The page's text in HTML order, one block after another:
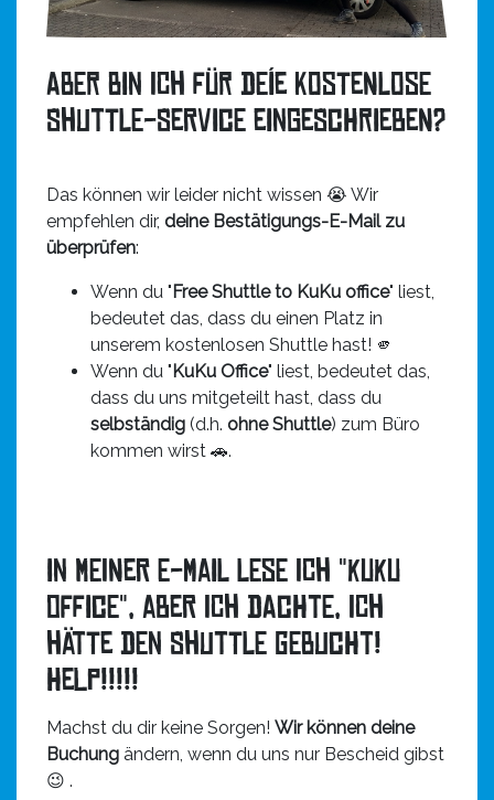
Aber bin ich für deíe kostenlose
Shuttle-Service eingeschrieben?
Das können wir leider nicht wissen 😭 Wir
empfehlen dir, deine Bestätigungs-E-Mail zu
überprüfen:
Wenn du "Free Shuttle to KuKu office" liest,
bedeutet das, dass du einen Platz in
unserem kostenlosen Shuttle hast! 🫵
Wenn du "KuKu Office" liest, bedeutet das,
dass du uns mitgeteilt hast, dass du
selbständig (d.h. ohne Shuttle) zum Büro
kommen wirst 🚗.
In meiner E-Mail lese ich "KuKu
office", aber ich dachte, ich
hätte den Shuttle gebucht!
HELP!!!!!
Machst du dir keine Sorgen! Wir können deine
Buchung ändern, wenn du uns nur Bescheid gibst
😉 .